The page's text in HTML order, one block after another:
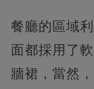
餐廳的區域
面都採用了
牆裙，當然